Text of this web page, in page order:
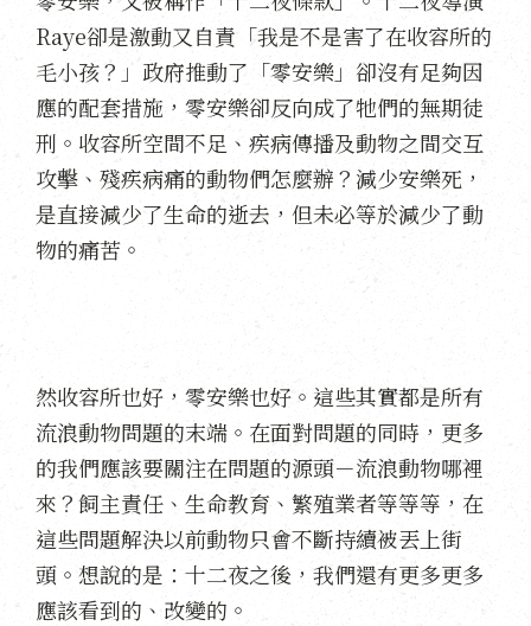
Raye卻是激動又自責「我是不是害了在收容所的
毛小孩？」政府推動了「零安樂」卻沒有足夠因
應的配套措施，零安樂卻反向成了牠們的無期徒
刑。收容所空間不足、疾病傳播及動物之間交互
攻擊、殘疾病痛的動物們怎麼辦？減少安樂死，
是直接減少了生命的逝去，但未必等於減少了動
物的痛苦。
然收容所也好，零安樂也好。這些其實都是所有
流浪動物問題的末端。在面對問題的同時，更多
的我們應該要關注在問題的源頭－流浪動物哪裡
來？飼主責任、生命教育、繁殖業者等等等，在
這些問題解決以前動物只會不斷持續被丟上街
頭。想說的是：十二夜之後，我們還有更多更多
應該看到的、改變的。